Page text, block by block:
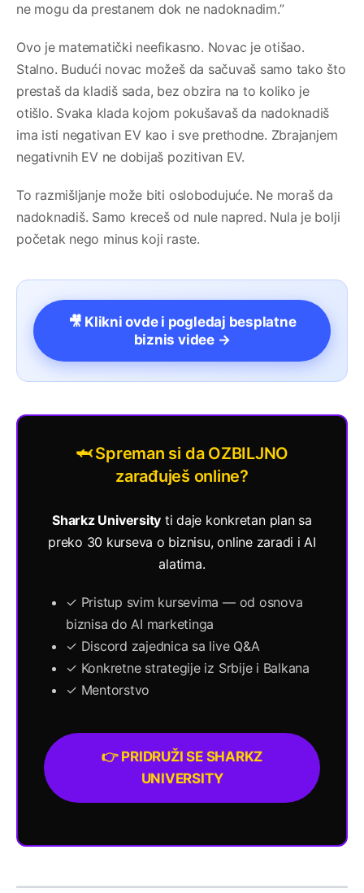
ne mogu da prestanem dok ne nadoknadim.”
Ovo je matematički neefikasno. Novac je otišao.
Stalno. Budući novac možeš da sačuvaš samo tako što
prestaš da kladiš sada, bez obzira na to koliko je
otišlo. Svaka klada kojom pokušavaš da nadoknadiš
ima isti negativan EV kao i sve prethodne. Zbrajanjem
negativnih EV ne dobijaš pozitivan EV.
To razmišljanje može biti oslobodujuće. Ne moraš da
nadoknadiš. Samo kreceš od nule napred. Nula je bolji
početak nego minus koji raste.
🎥 Klikni ovde i pogledaj besplatne
biznis videe →
🦈 Spreman si da OZBILJNO
zarađuješ online?
Sharkz University ti daje konkretan plan sa
preko 30 kurseva o biznisu, online zaradi i AI
alatima.
✓ Pristup svim kursevima — od osnova
biznisa do AI marketinga
✓ Discord zajednica sa live Q&A
✓ Konkretne strategije iz Srbije i Balkana
✓ Mentorstvo
👉 PRIDRUŽI SE SHARKZ
UNIVERSITY